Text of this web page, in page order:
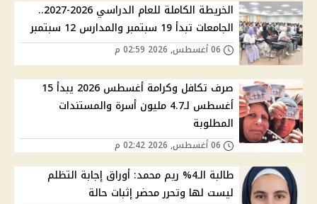
الخريطة الكاملة للعام الدراسي 2026-2027..
الجامعات تبدأ 19 سبتمبر والمدارس 12 سبتمبر
صرف تكافل وكرامة أغسطس 2026 يبدأ 15
أغسطس لـ4.7 مليون أسرة والمستندات
المطلوبة
طالبة الـ4% ريم محمد: أوراق إجابة التظلم
ليست لها وتحرر محضر إثبات حالة